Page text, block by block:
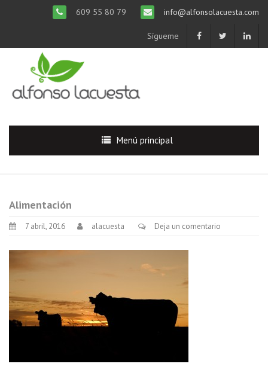
609 55 80 79 info@alfonsolacuesta.com
Sígueme
Menú principal
Alimentación
7 abril, 2016 alacuesta Deja un comentario